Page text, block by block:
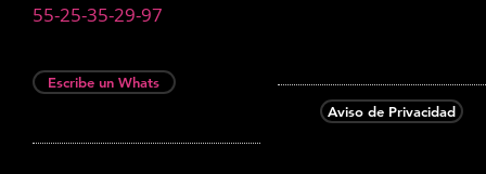
55-25-35-29-97
Escribe un Whats
Aviso de Privacidad